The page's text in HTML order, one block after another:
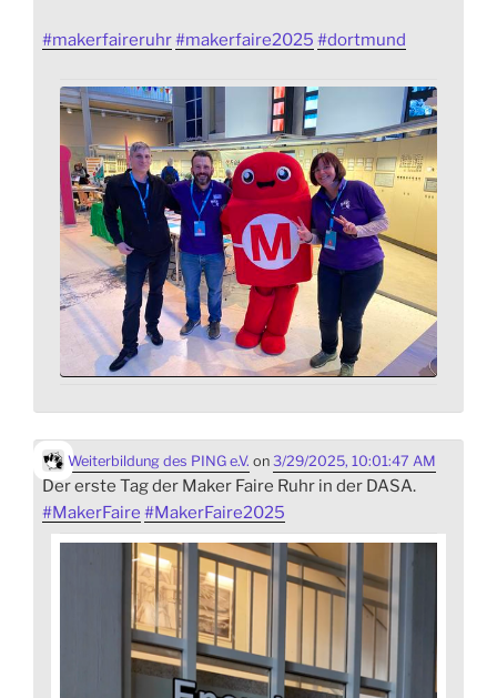
#makerfaireruhr#makerfaire2025 #dortmund
Weiterbildung des PING e.V. on 3/29/2025, 10:01:47 AM
Der erste Tag der Maker Faire Ruhr in der DASA.
#MakerFaire #MakerFaire2025